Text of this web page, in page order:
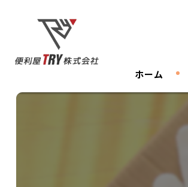
ホーム